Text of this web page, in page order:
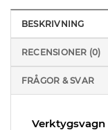
BESKRIVNING
RECENSIONER (0)
FRÅGOR & SVAR
Verktygsvagn